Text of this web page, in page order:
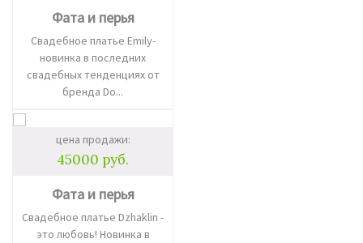
Фата и перья
Свадебное платье Emily-
новинка в последних
свадебных тенденциях от
бренда Do...
цена продажи:
45000 руб.
Фата и перья
Свадебное платье Dzhaklin -
это любовь! Новинка в